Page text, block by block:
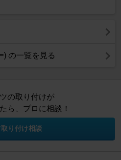
) の一覧を見る
の取り付けが
ら、プロに相談！
り付け相談